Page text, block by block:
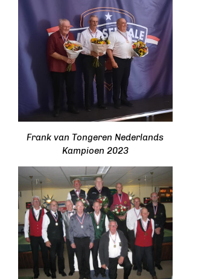
Frank van Tongeren Nederlands
Kampioen 2023